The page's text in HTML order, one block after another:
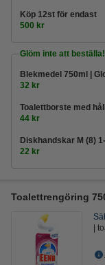
Köp 12st för endast
500 kr
Glöm inte att beställa!
Blekmedel 750ml |
32 kr
Toalettborste med
44 kr
Diskhandskar M (8)
22 kr
Toalettrengöring